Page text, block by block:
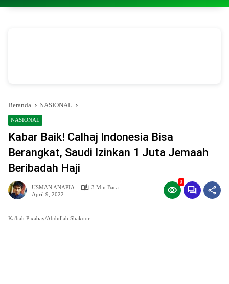
Beranda NASIONAL
NASIONAL
Kabar Baik! Calhaj Indonesia Bisa
Berangkat, Saudi Izinkan 1 Juta Jemaah
Beribadah Haji
USMAN ANAPIA
3 Min Baca
April 9, 2022
0
Ka'bah Pixabay/Abdullah Shakoor